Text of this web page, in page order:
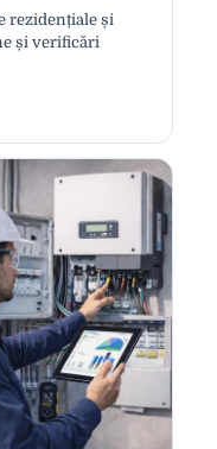
rezidențiale și
și verificări